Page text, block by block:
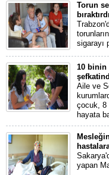
Torun
bıraktırdı
sigarayı
10 binin
Aile ve
çocuk, 8
hayata
yapan